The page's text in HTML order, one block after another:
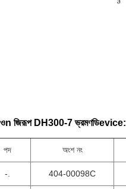
ওn জিরূপ DH300-7 ভ্রমণডিevice:
পদ অংশ নং
-. 404-00098C